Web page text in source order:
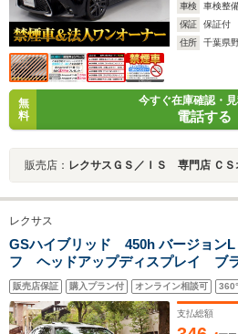
車検
車検整
保証
保証付
住所
千葉県
無
料
今すぐ在庫確認・
電話する
販売店： レクサスＧＳ／ＩＳ 専門店 ＣＳオートディー
レクサス
GSハイブリッド 450h バージョ
フ ヘッドアップディスプレイ ブ
クリアランスソナー パワートラン
ー ドラレコ スマートキー2本 カ
スターター 車検2年/整備付
販売店保証 購入プラン付 オンライン相談可
支払総額